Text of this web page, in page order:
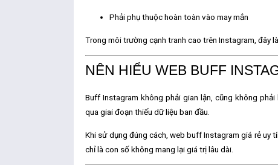
Phải phụ thuộc hoàn toàn vào may mắn
Trong môi trường cạnh tranh cao trên Instagram, đây
NÊN HIỂU WEB BUFF
Buff Instagram không phải gian lận, cũng không
qua giai đoạn thiếu dữ liệu ban đầu.
Khi sử dụng đúng cách, web buff Instagram giá rẻ uy
chỉ là con số không mang lại giá trị lâu dài.